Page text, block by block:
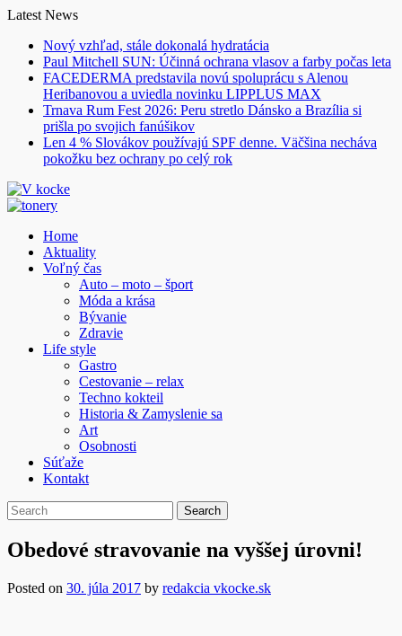
Skip
content
Latest News
Nový vzhľad, stále dokonalá hydratácia
Paul Mitchell SUN: Účinná ochrana vlasov a farby počas leta
FACEDERMA predstavila novú spoluprácu s Alenou
Heribanovou a uviedla novinku LIPPLUS MAX
Trnava Rum Fest 2026: Peru stretlo Dánsko a Brazília si
prišla po svojich fanúšikov
Len 4 % Slovákov používajú SPF denne. Väčšina necháva
pokožku bez ochrany po celý rok
Home
Aktuality
Voľný čas
Auto – moto – šport
Móda a krása
Bývanie
Zdravie
Life style
Gastro
Cestovanie – relax
Techno kokteil
Historia & Zamyslenie sa
Art
Osobnosti
Súťaže
Kontakt
Obedové stravovanie na vyššej úrovni!
Posted on 30. júla 2017 by redakcia vkocke.sk